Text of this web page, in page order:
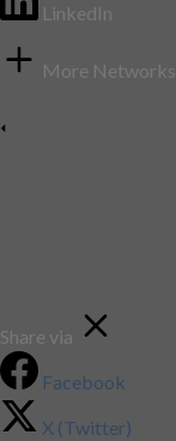
LinkedIn
More Networks
Share via
Facebook
X (Twitter)